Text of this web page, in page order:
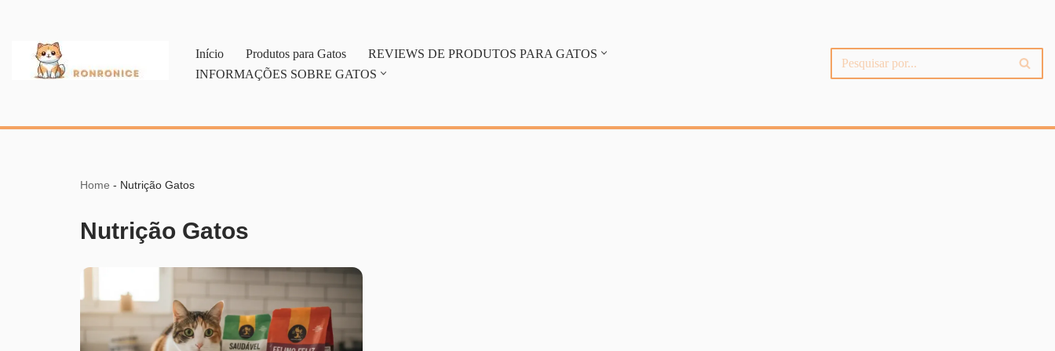
Pular
Início Produtos para Gatos
REVIEWS DE PRODUTOS PARA GATOS
INFORMAÇÕES SOBRE GATOS
Home - Nutrição Gatos
Nutrição Gatos